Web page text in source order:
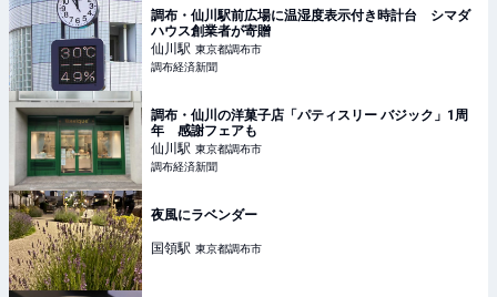
調布・仙川駅前広場に温湿度表示付き時計台 シマダ
ハウス創業者が寄贈
仙川駅 東京都調布市
調布経済新聞
調布・仙川の洋菓子店「パティスリー バジック」1周
年 感謝フェアも
仙川駅 東京都調布市
調布経済新聞
夜風にラベンダー
国領駅 東京都調布市